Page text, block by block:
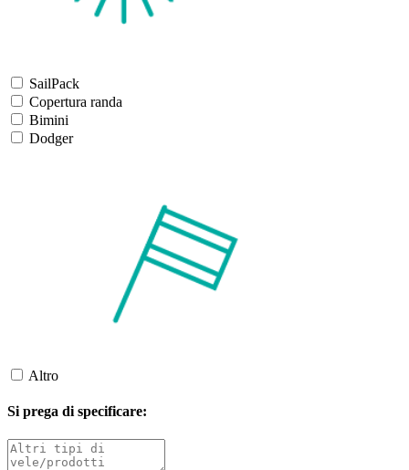
SailPack
Copertura randa
Bimini
Dodger
Altro
Si prega di specificare: